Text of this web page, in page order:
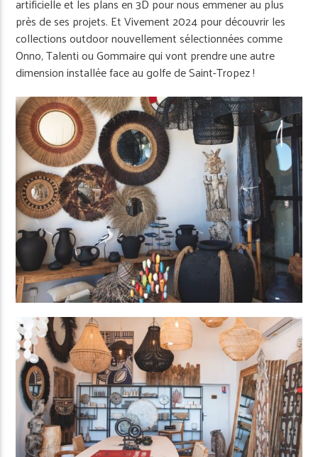
près de ses projets. Et Vivement 2024 pour découvrir les
collections outdoor nouvellement sélectionnées comme
Onno, Talenti ou Gommaire qui vont prendre une autre
dimension installée face au golfe de Saint-Tropez !